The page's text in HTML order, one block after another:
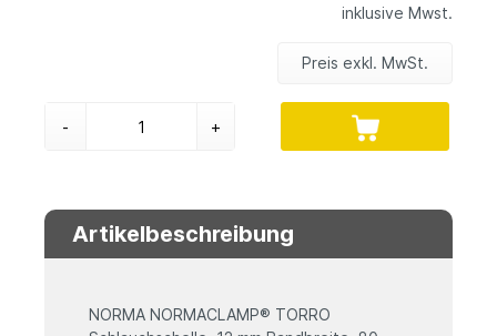
inklusive Mwst.
Preis exkl. MwSt.
- +
Artikelbeschreibung
NORMA NORMACLAMP® TORRO